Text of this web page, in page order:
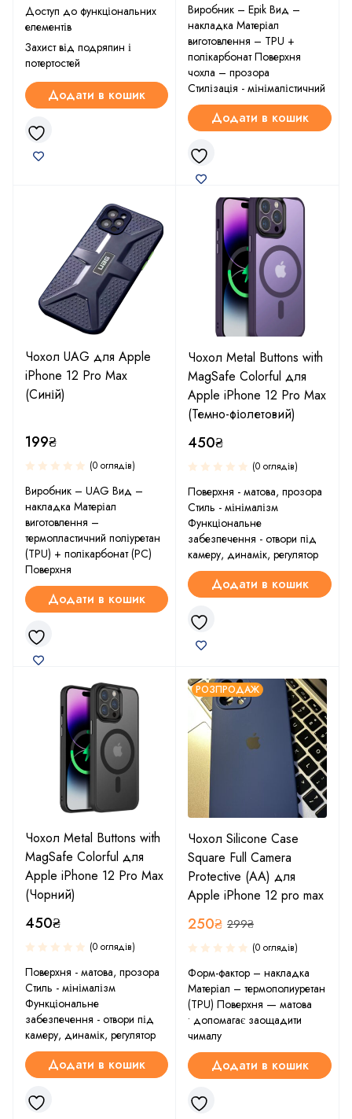
Доступ до функціональних
елементів
Захист від подряпин і
потертостей
Додати в кошик
Виробник – Epik Вид –
накладка Матеріал
виготовлення – TPU +
полікарбонат Поверхня
чохла – прозора
Стилізація - мінімалістичний
Додати в кошик
Чохол UAG для Apple
iPhone 12 Pro Max
(Синій)
199₴
(0 оглядів)
Виробник – UAG Вид –
накладка Матеріал
виготовлення –
термопластичний поліуретан
(TPU) + полікарбонат (PC)
Поверхня
Додати в кошик
Чохол Metal Buttons with
MagSafe Colorful для
Apple iPhone 12 Pro Max
(Темно-фіолетовий)
450₴
(0 оглядів)
Поверхня - матова, прозора
Стиль - мінімалізм
Функціональне
забезпечення - отвори під
камеру, динамік, регулятор
Додати в кошик
Чохол Metal Buttons with
MagSafe Colorful для
Apple iPhone 12 Pro Max
(Чорний)
450₴
(0 оглядів)
Поверхня - матова, прозора
Стиль - мінімалізм
Функціональне
забезпечення - отвори під
камеру, динамік, регулятор
Додати в кошик
РОЗПРОДАЖ
Чохол Silicone Case
Square Full Camera
Protective (AA) для
Apple iPhone 12 pro max
299₴
250₴
(0 оглядів)
Форм-фактор – накладка
Матеріал – термополиуретан
(TPU) Поверхня — матова
• допомагає заощадити
чималу
Додати в кошик